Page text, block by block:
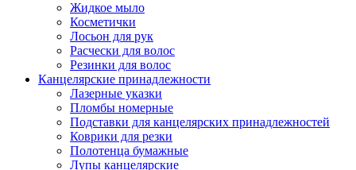
Жидкое мыло
Косметички
Лосьон для рук
Расчески для волос
Резинки для волос
Канцелярские принадлежности
Лазерные указки
Пломбы номерные
Подставки для канцелярских принадлежностей
Коврики для резки
Полотенца бумажные
Лупы канцелярские